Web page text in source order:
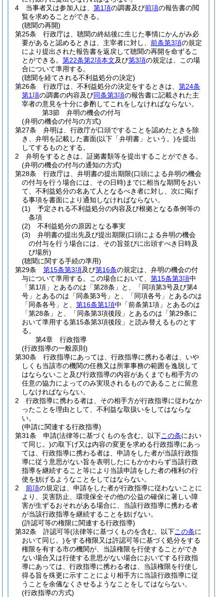
4
当事者又は参加人は、 第1項の調書及び前項の報告書の閲
覧を求めることができる。
(聴聞の再開)
第25条
行政庁は、聴聞の終結後に生じた事情にかんがみ必
要があると認めるときは、主宰者に対し、 前条第3項の規定
により提出された報告書を返戻して聴聞の再開を命ずるこ
とができる。 第22条第2項本文及び第3項の規定は、この場
合について準用する。
(聴聞を経てされる不利益処分の決定)
第26条
行政庁は、不利益処分の決定をするときは、 第24条
第1項の調書の内容及び同条第3項の報告書に記載された主
宰者の意見を十分に参酌してこれをしなければならない。
第3節
弁明の機会の付与
(弁明の機会の付与の方式)
第27条
弁明は、行政庁が口頭ですることを認めたときを除
き、弁明を記載した書面(以下「弁明書」という。)を提出
してするものとする。
2
弁明をするときは、証拠書類等を提出することができる。
(弁明の機会の付与の通知の方式)
第28条
行政庁は、弁明書の提出期限(口頭による弁明の機会
の付与を行う場合には、その日時) までに相当な期間をおい
て、不利益処分の名あて人となるべき者に対し、次に掲げ
る事項を書面により通知しなければならない。
(1)
予定される不利益処分の内容及び根拠となる条例等の
条項
(2)
不利益処分の原因となる事実
(3)
弁明書の提出先及び提出期限(口頭による弁明の機会
の付与を行う場合には、その旨並びに出頭すべき日時及
び場所)
(聴聞に関する手続の準用)
第29条
第15条第3項及び第16条の規定は、弁明の機会の付
与について準用する。
この場合において、 第15条第3項中
「第1項」とあるのは「第28条」と、「同項第3号及び第4
号」とあるのは「同条第3号」と、「同項各号」とあるのは
「同条各号」と、 第16条第1項中「前条第1項」とあるのは
「第28条」と、「同条第3項後段」とあるのは「第29条に
おいて準用する第15条第3項後段」と読み替えるものとす
る。
第4章
行政指導
(行政指導の一般原則)
第30条
行政指導にあっては、行政指導に携わる者は、いや
しくも当該市の機関の任務又は所掌事務の範囲を逸脱して
はならないこと及び行政指導の内容があくまでも相手方の
任意の協力によってのみ実現されるものであることに留意
しなければならない。
2
行政指導に携わる者は、その相手方が行政指導に従わなか
ったことを理由として、不利益な取扱いをしてはならな
い。
(申請に関連する行政指導)
第31条
申請(法律等に基づくものを含む。以下この条におい
て同じ。)の取下げ又は内容の変更を求める行政指導にあっ
ては、行政指導に携わる者は、申請をした者が当該行政指
導に従う意思がない旨を表明したにもかかわらず当該行政
指導を継続すること等により当該申請をした者の権利の行
使を妨げるようなことをしてはならない。
2
前項の規定は、申請をした者が行政指導に従わないことに
より、災害防止、環境保全その他の公益の確保に著しい障
害が生ずるおそれがある場合に、当該行政指導に携わる者
が当該行政指導を継続することを妨げない。
(許認可等の権限に関連する行政指導)
第32条
許認可等(法律等に基づくものを含む。以下この条に
おいて同じ。)をする権限又は許認可等に基づく処分をする
権限を有する市の機関が、当該権限を行使することができ
ない場合又は行使する意思がない場合においてする行政指
導にあっては、行政指導に携わる者は、当該権限を行使し
得る旨を殊更に示すことにより相手方に当該行政指導に従
うことを余儀なくさせるようなことをしてはならない。
(行政指導の方式)